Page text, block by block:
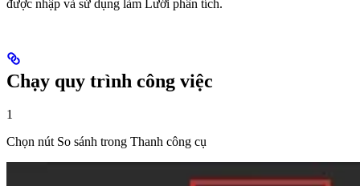
được nhập và sử dụng làm Lưới phân tích.
Chạy quy trình công việc
1
Chọn nút So sánh trong Thanh công cụ